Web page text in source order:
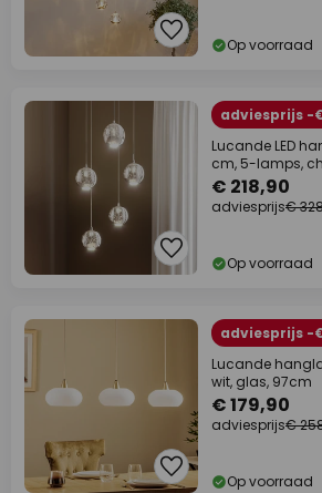
Op voorraad
adviesprijs -€
Lucande LED
cm, 5-lamps,
€ 218,90
adviesprijs€
Op voorraad
adviesprijs -
Lucande
wit, glas, 97cm
€ 179,90
adviesprijs€
Op voorraad